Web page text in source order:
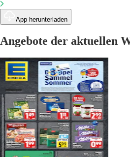
App herunterladen
Angebote der aktuellen